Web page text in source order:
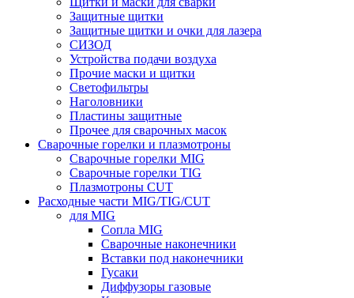
Защитные щитки
Защитные щитки и очки для лазера
СИЗОД
Устройства подачи воздуха
Прочие маски и щитки
Светофильтры
Наголовники
Пластины защитные
Прочее для сварочных масок
Сварочные горелки и плазмотроны
Сварочные горелки MIG
Сварочные горелки TIG
Плазмотроны CUT
Расходные части MIG/TIG/CUT
для MIG
Сопла MIG
Сварочные наконечники
Вставки под наконечники
Гусаки
Диффузоры газовые